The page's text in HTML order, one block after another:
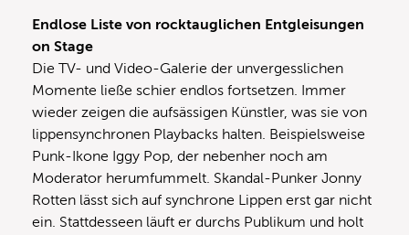
Endlose Liste von rocktauglichen Entgleisungen
on Stage
Die TV- und Video-Galerie der unvergesslichen
Momente ließe schier endlos fortsetzen. Immer
wieder zeigen die aufsässigen Künstler, was sie von
lippensynchronen Playbacks halten. Beispielsweise
Punk-Ikone Iggy Pop, der nebenher noch am
Moderator herumfummelt. Skandal-Punker Jonny
Rotten lässt sich auf synchrone Lippen erst gar nicht
ein. Stattdesseen läuft er durchs Publikum und holt